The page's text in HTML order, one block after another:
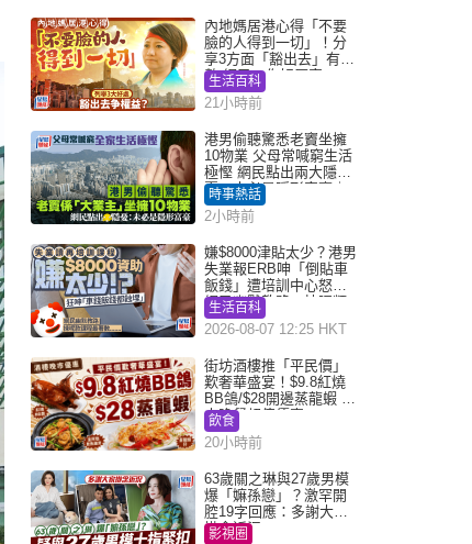
內地媽居港心得「不要
臉的人得到一切」！分
享3方面「豁出去」有著
數 網民：你好厲害
生活百科
21小時前
港男偷聽驚悉老竇坐擁
10物業 父母常喊窮生活
極慳 網民點出兩大隱
憂：未必是隱形富豪｜
Juicy叮
時事熱話
2小時前
嫌$8000津貼太少？港男
失業報ERB呻「倒貼車
飯錢」遭培訓中心怒轟
網民幽默教路：揀呢類
課程唔會蝕...
生活百科
2026-08-07 12:25 HKT
街坊酒樓推「平民價」
歎奢華盛宴！$9.8紅燒
BB鴿/$28開邊蒸龍蝦 3
大晚餐超值優惠
飲食
20小時前
63歲關之琳與27歲男模
爆「嫲孫戀」？激罕開
腔19字回應：多謝大家
掛念近況
影視圈